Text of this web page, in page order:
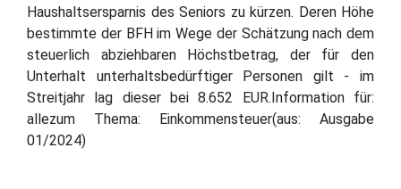
Haushaltsersparnis des Seniors zu kürzen. Deren Höhe
bestimmte der BFH im Wege der Schätzung nach dem
steuerlich abziehbaren Höchstbetrag, der für den
Unterhalt unterhaltsbedürftiger Personen gilt - im
Streitjahr lag dieser bei 8.652 EUR.Information für:
allezum Thema: Einkommensteuer(aus: Ausgabe
01/2024)